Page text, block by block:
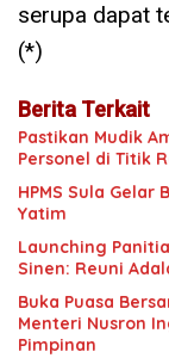
serupa dapat
(*)
Berita Terkait
Pastikan Mudik
Personel di Titik
HPMS Sula Gelar
Yatim
Launching
Sinen: Reuni
Buka Puasa
Menteri Nusron
Pimpinan